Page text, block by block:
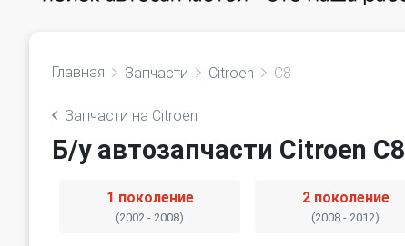
Главная Запчасти Citroen C8
Запчасти на Citroen
Б/у автозапчасти Citroen C8
1 поколение
(2002 - 2008)
2 поколение
(2008 - 2012)